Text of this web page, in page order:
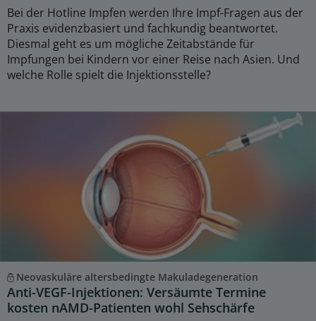
Bei der Hotline Impfen werden Ihre Impf-Fragen aus der
Praxis evidenzbasiert und fachkundig beantwortet.
Diesmal geht es um mögliche Zeitabstände für
Impfungen bei Kindern vor einer Reise nach Asien. Und
welche Rolle spielt die Injektionsstelle?
Neovaskuläre altersbedingte Makuladegeneration
Anti-VEGF-Injektionen: Versäumte Termine
kosten nAMD-Patienten wohl Sehschärfe